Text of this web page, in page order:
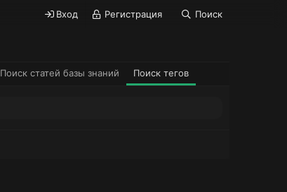
Вход Регистрация Поиск
Поиск статей базы знаний Поиск тегов